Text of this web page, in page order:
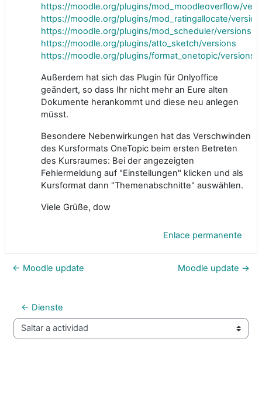
https://moodle.org/plugins/mod_moodleoverflow/
https://moodle.org/plugins/mod_ratingallocate/
https://moodle.org/plugins/mod_scheduler/versions
https://moodle.org/plugins/atto_sketch/versions
https://moodle.org/plugins/format_onetopic/versions
Außerdem hat sich das Plugin für Onlyoffice
geändert, so dass Ihr nicht mehr an Eure alten
Dokumente herankommt und diese neu anlegen
müsst.
Besondere Nebenwirkungen hat das Verschwinden
des Kursformats OneTopic beim ersten Betreten
des Kursraumes: Bei der angezeigten
Fehlermeldung auf "Einstellungen" klicken und als
Kursformat dann "Themenabschnitte" auswählen.
Viele Grüße, dow
Enlace permanente
← Moodle update Moodle update →
← Dienste
Saltar a actividad